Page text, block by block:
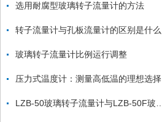
选用耐腐型玻璃转子流量计的方法
转子流量计与孔板流量计的区别是什么
玻璃转子流量计比例运行调整
压力式温度计：测量高低温的理想选择